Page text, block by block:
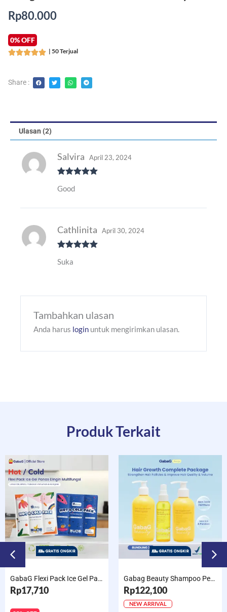
Rp80.000
0% OFF
Rated
out
of
| 50 Terjual
Share :
Ulasan (2)
dari 5
Salvira April 23, 2024
Good
dari 5
Cathlinita April 30, 2024
Suka
Tambahkan ulasan
Anda harus login untuk mengirimkan ulasan.
Produk Terkait
GabaG Flexi Pack Ice Gel Panas Dingin Multifungsi untuk ASI, MPASI, makanan minuman & Kompres
Rp17,710
Gabag Beauty Shampoo Penumbuh Rambut Anti Rontok Non SLS / Keratin Conditioner / Hair Serum & Spray – Halal BPOM
Rp122,100
NEW ARRIVAL